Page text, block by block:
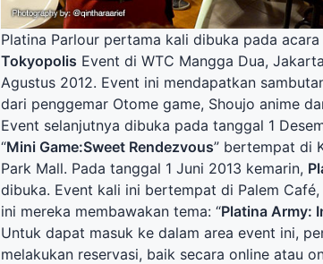
Platina Parlour pertama kali dibuka pada acara
Tokyopolis Event di WTC Mangga Dua,
Agustus 2012. Event ini mendapatkan
dari penggemar Otome game, Shoujo anime
Event selanjutnya dibuka pada tanggal 1
“Mini Game:Sweet Rendezvous” bertempat di
Park Mall. Pada tanggal 1 Juni 2013 kemarin,
dibuka. Event kali ini bertempat di Palem
ini mereka membawakan tema: “Platina Army:
Untuk dapat masuk ke dalam area event ini,
melakukan reservasi, baik secara online atau